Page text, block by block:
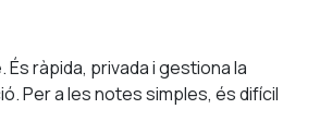
ràpida, privada i gestiona la
Per a les notes simples, és difícil